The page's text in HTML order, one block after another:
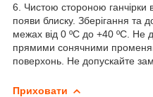
6. Чистою стороною ганчірки
появи блиску. Зберігання та
межах від 0 ºC до +40 ºC. Не
прямими сонячними
поверхонь. Не допускайте
Приховати